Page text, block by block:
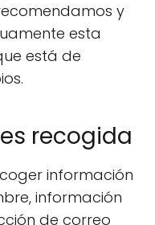
y
esta
está de
recogida
información
información
de correo